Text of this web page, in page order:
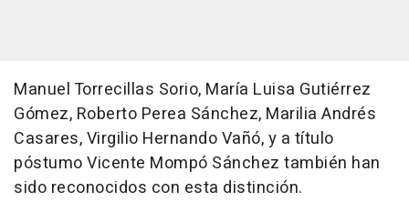
Manuel Torrecillas Sorio, María Luisa Gutiérrez
Gómez, Roberto Perea Sánchez, Marilia Andrés
Casares, Virgilio Hernando Vañó, y a título
póstumo Vicente Mompó Sánchez también han
sido reconocidos con esta distinción.